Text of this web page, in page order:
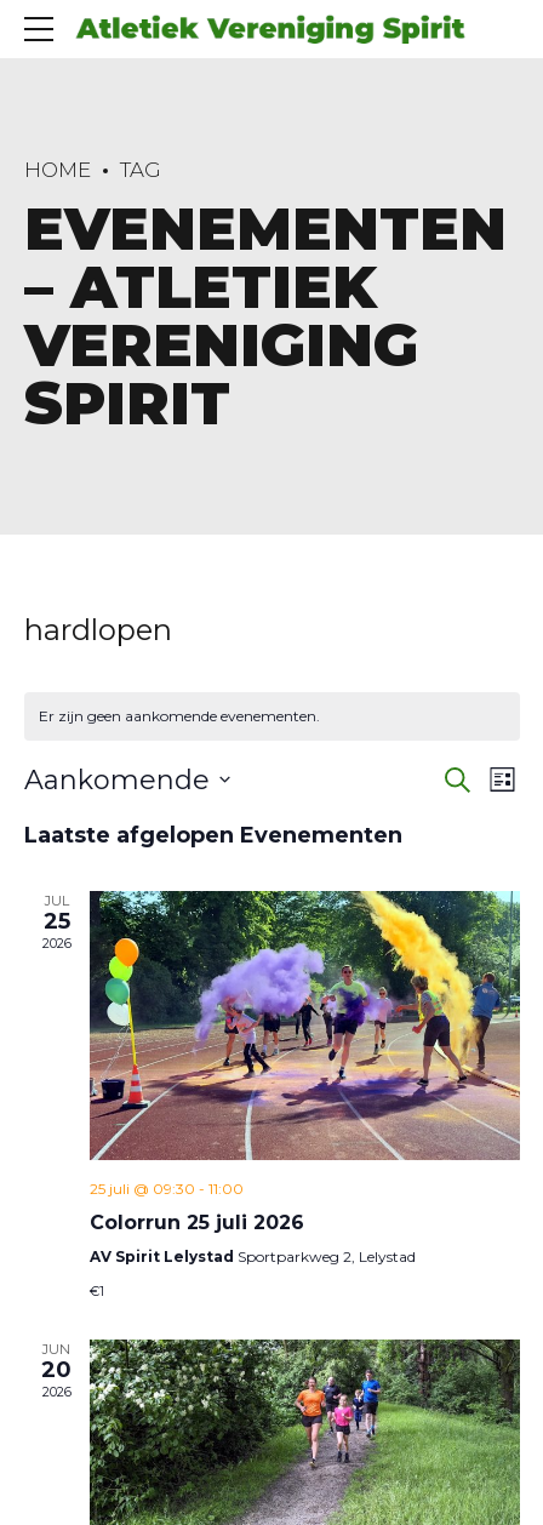
HOME TAG
EVENEMENTEN
– ATLETIEK
VERENIGING
SPIRIT
hardlopen
Er zijn geen aankomende evenementen.
en
Zoeken
Lijst
Aankomende
een
Laatste afgelopen Evenementen
JUL
25
2026
25 juli @ 09:30 - 11:00
Colorrun 25 juli 2026
AV Spirit Lelystad Sportparkweg 2, Lelystad
€1
JUN
20
2026